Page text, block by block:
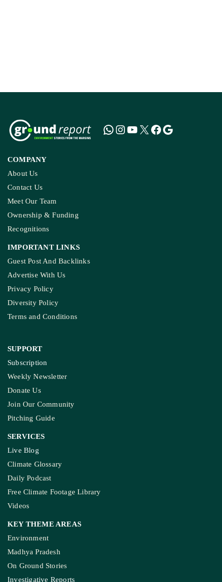
How The Country’s First ‘Green PM Awas’ Was
Built, And Will Others Follow?
COMPANY
About Us
Contact Us
Ownership & Funding
Recognitions
IMPORTANT LINKS
Guest Post And Backlinks
Advertise With Us
Privacy Policy
Diversity Policy
Terms and Conditions
SUPPORT
Subscription
Weekly Newsletter
Donate Us
Join Our Community
Pitching Guide
SERVICES